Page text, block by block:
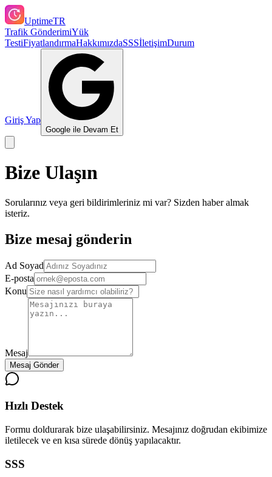
UptimeTR
Trafik GönderimiYük
TestiFiyatlandırmaHakkımızdaSSSİletişimDurum
Giriş Yap
Google ile Devam Et
Bize Ulaşın
Sorularınız veya geri bildirimleriniz mi var? Sizden haber almak
isteriz.
Bize mesaj gönderin
Ad Soyad
E-posta
Konu
Mesaj
Mesaj Gönder
Hızlı Destek
Formu doldurarak bize ulaşabilirsiniz. Mesajınız doğrudan ekibimize
iletilecek ve en kısa sürede dönüş yapılacaktır.
SSS